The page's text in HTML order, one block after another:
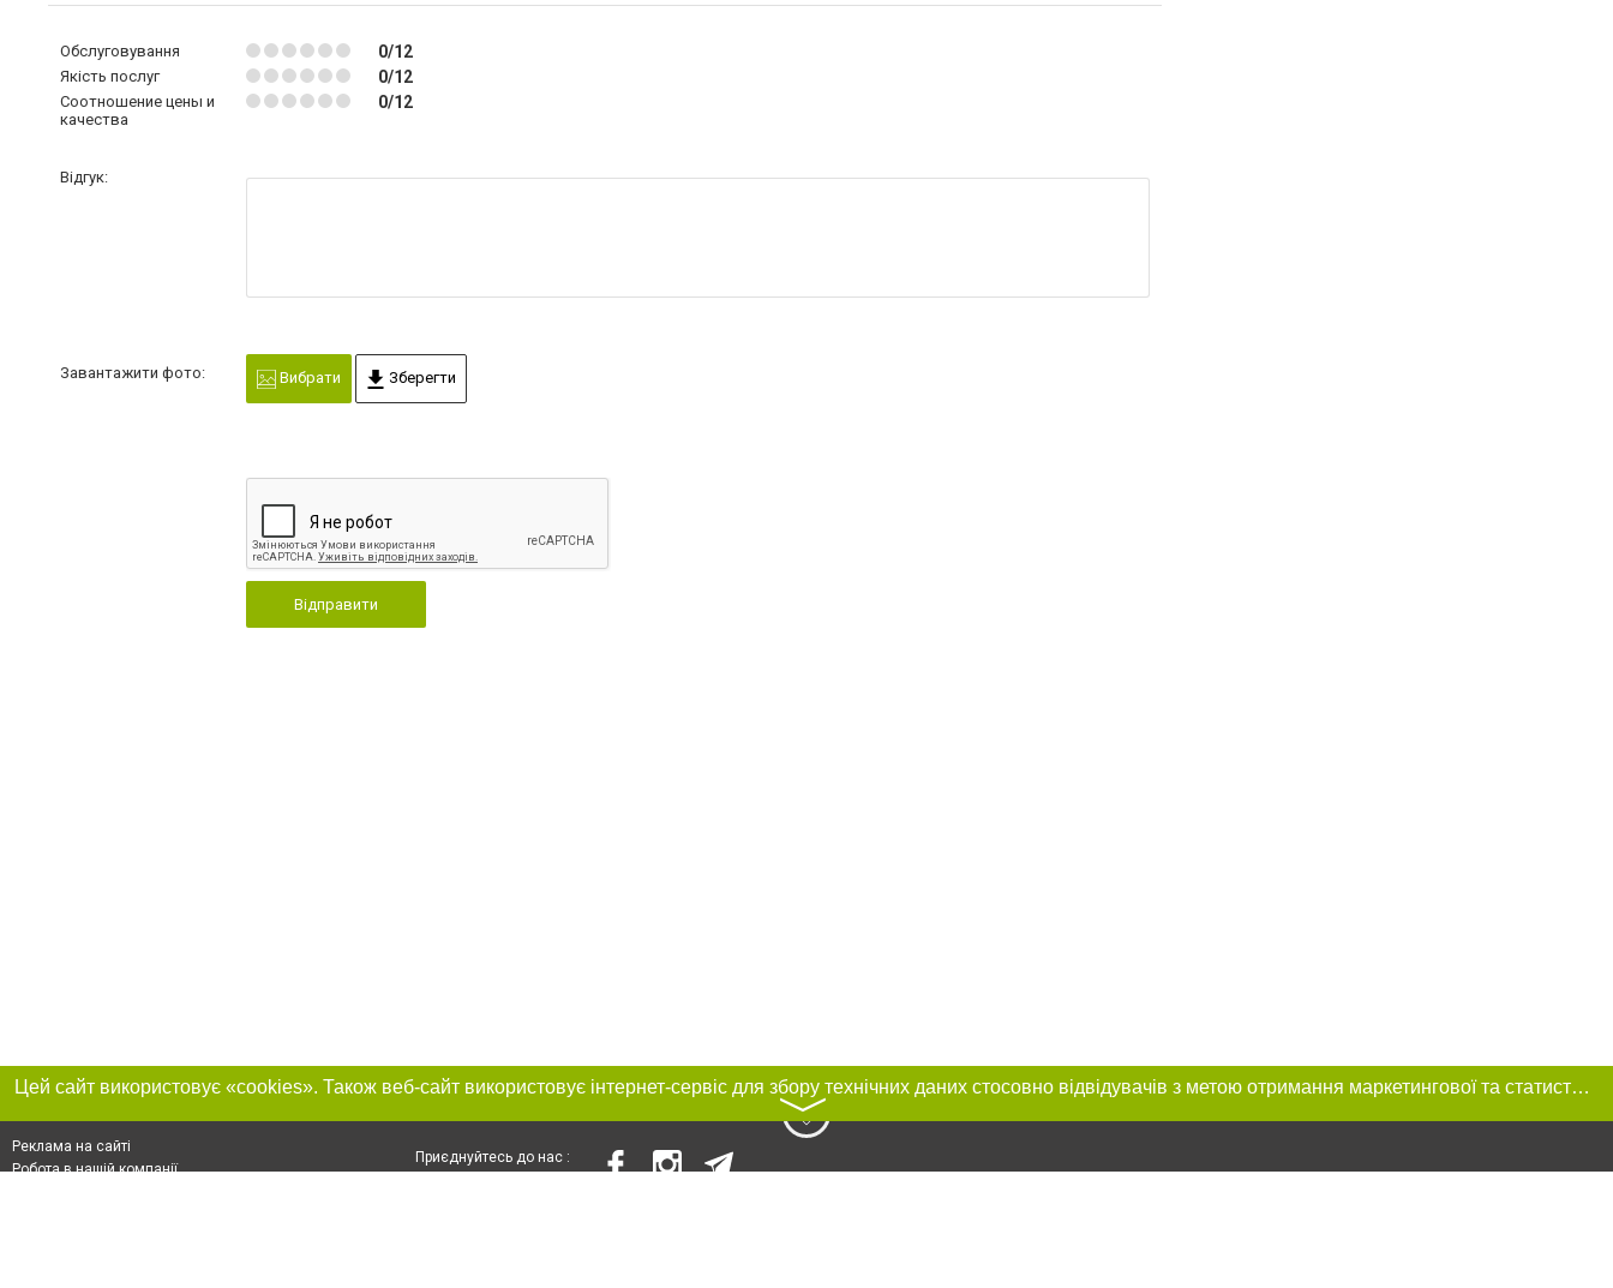
Обслуговування 0/12
Якість послуг 0/12
Соотношение цены и
качества
0/12
Відгук:
Завантажити фото: Вибрати Зберегти
Відправити
Цей сайт використовує «cookies». Також веб-сайт використовує інтернет-сервіс для збору технічних даних стосовно відвідувачів з метою отримання маркетингової та статистичної інформації. Умови обробки даних відвідувачів сайту див.
〉
Реклама на сайті
Робота в нашій компанії
Приєднуйтесь до нас :